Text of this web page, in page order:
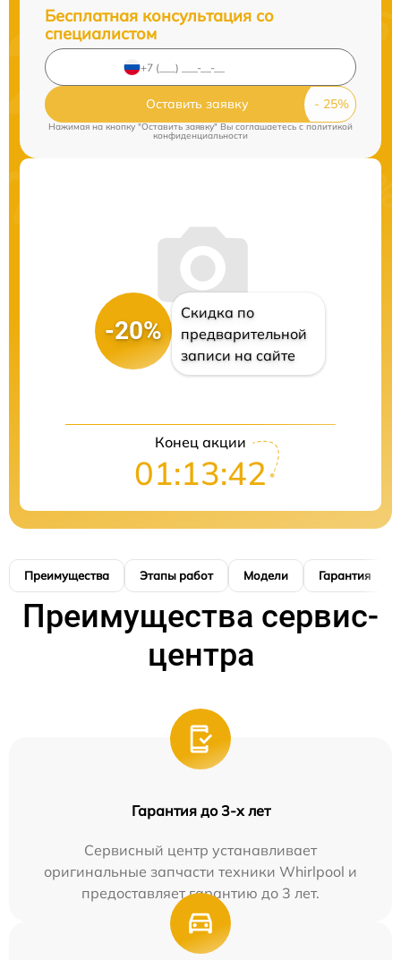
Бесплатная консультация со
специалистом
Оставить заявку
Нажимая на кнопку "Оставить заявку" Вы соглашаетесь c политикой
конфиденциальности
-20%
Скидка по
предварительной
записи на сайте
Конец акции
01:13:41
Преимущества Этапы работ Модели Гарантия
Преимущества сервис-
центра
Гарантия до 3-х лет
Сервисный центр устанавливает
оригинальные запчасти техники Whirlpool и
предоставляет гарантию до 3 лет.